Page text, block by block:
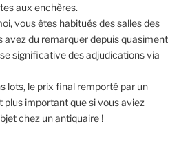
aux enchères.
vous êtes habitués des salles des
avez du remarquer depuis quasiment
significative des adjudications via
lots, le prix final remporté par un
plus important que si vous aviez
chez un antiquaire !